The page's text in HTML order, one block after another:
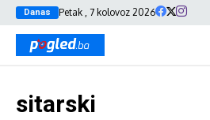
Danas Petak , 7 kolovoz 2026
sitarski